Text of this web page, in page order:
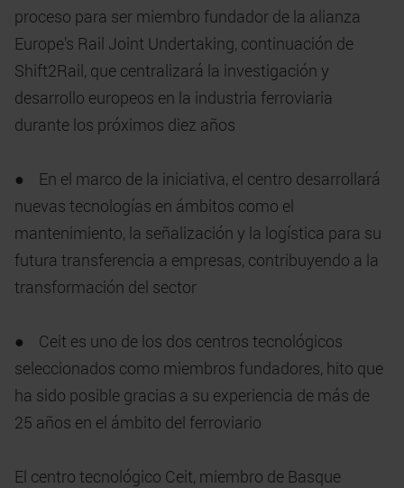
proceso para ser miembro fundador de la alianza
Europe’s Rail Joint Undertaking, continuación de
Shift2Rail, que centralizará la investigación y
desarrollo europeos en la industria ferroviaria
durante los próximos diez años
● En el marco de la iniciativa, el centro desarrollará
nuevas tecnologías en ámbitos como el
mantenimiento, la señalización y la logística para su
futura transferencia a empresas, contribuyendo a la
transformación del sector
● Ceit es uno de los dos centros tecnológicos
seleccionados como miembros fundadores, hito que
ha sido posible gracias a su experiencia de más de
25 años en el ámbito del ferroviario
El centro tecnológico Ceit, miembro de Basque